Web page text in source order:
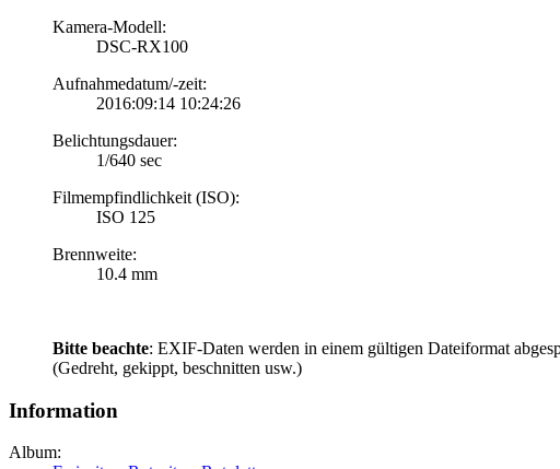
Kamera-Modell:
DSC-RX100
Aufnahmedatum/-zeit:
2016:09:14 10:24:26
Belichtungsdauer:
1/640 sec
Filmempfindlichkeit (ISO):
ISO 125
Brennweite:
10.4 mm
Bitte beachte: EXIF-Daten werden in einem gültigen Dateiformat
(Gedreht, gekippt, beschnitten usw.)
Information
Album: